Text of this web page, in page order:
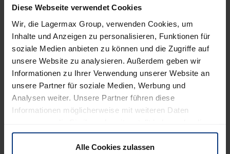
Diese Webseite verwendet Cookies
Wir, die Lagermax Group, verwenden Cookies, um
Inhalte und Anzeigen zu personalisieren, Funktionen für
soziale Medien anbieten zu können und die Zugriffe auf
unsere Website zu analysieren. Außerdem geben wir
Informationen zu Ihrer Verwendung unserer Website an
unsere Partner für soziale Medien, Werbung und
Analysen weiter. Unsere Partner führen diese
Informationen möglicherweise mit weiteren Daten
sie im Rahmen Ihrer Nutzung der Dienste gesammelt
haben. Sie können selbst entscheiden, welche Cookies
Alle Cookies zulassen
Zollstatus
Ihr Anliegen